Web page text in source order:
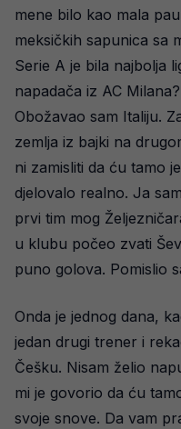
mene bilo kao mala
meksičkih sapunica sa
Serie A je bila najbolja
napadača iz AC
Obožavao sam Italiju.
zemlja iz bajki na
ni zamisliti da ću tamo
djelovalo realno. Ja
prvi tim mog
u klubu počeo zvati
puno golova. Pomislio
Onda je jednog dana,
jedan drugi trener i
Češku. Nisam želio
mi je govorio da ću
svoje snove. Da vam